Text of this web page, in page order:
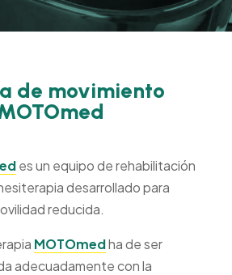
de movimiento
es un equipo de rehabilitación
desarrollado para
reducida.
MOTOmedha de ser
adecuadamente con la